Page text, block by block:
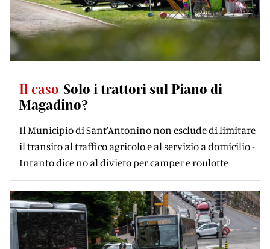
Il caso Solo i trattori sul Piano di
Magadino?
Il Municipio di Sant'Antonino non esclude di limitare
il transito al traffico agricolo e al servizio a domicilio -
Intanto dice no al divieto per camper e roulotte